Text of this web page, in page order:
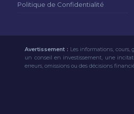
Politique de Confidentialité
Avertissement : Les informations,
un conseil en investissement, une
erreurs, omissions ou des décisions